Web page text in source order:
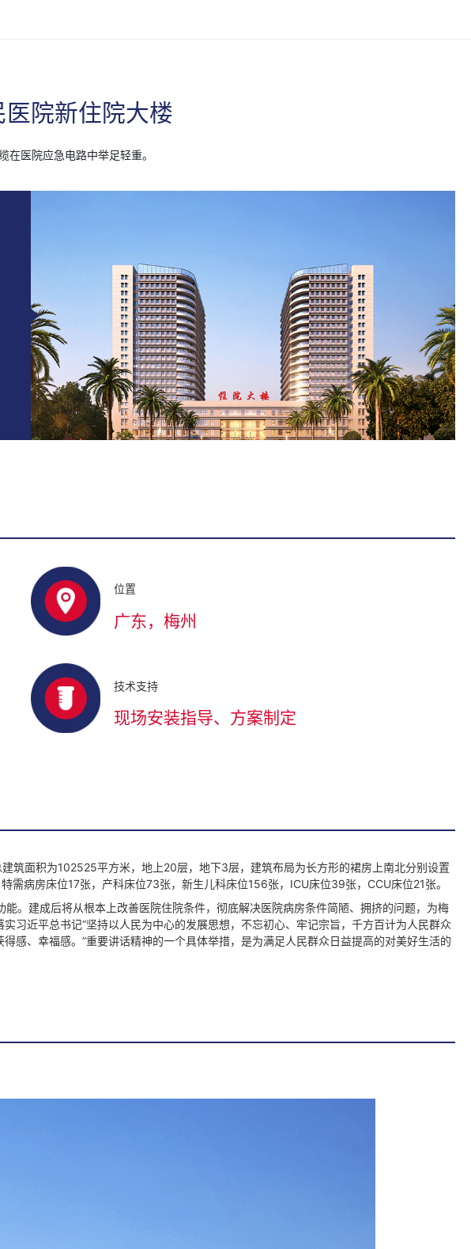
院新住院大楼
在医院应急电路中举足轻重。
位置
广东，梅州
技术支持
现场安装指导、方案制定
面积为102525平方米，地上20层，地下3层，建筑布局为长方形的裙房上南北分别设置
病房床位17张，产科床位73张，新生儿科床位156张，ICU床位39张，CCU床位21张。
。建成后将从根本上改善医院住院条件，彻底解决医院病房条件简陋、拥挤的问题，为梅
习近平总书记“坚持以人民为中心的发展思想，不忘初心、牢记宗旨，千方百计为人民群众
感、幸福感。”重要讲话精神的一个具体举措，是为满足人民群众日益提高的对美好生活的